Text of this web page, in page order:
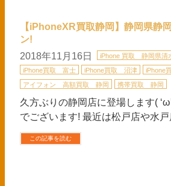
【iPhoneXR買取静岡】静岡県静
ン!
2018年11月16日
iPhone 買取 静岡県清
iPhone買取 富士
iPhone買取 沼津 iPhone
アイフォン 高額買取 静岡
携帯買取 静岡
久方ぶりの静岡店に登場します(
でございます! 最近は松戸店や水
この記事を読む